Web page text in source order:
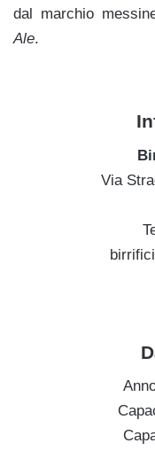
dal marchio
Ale.
Via